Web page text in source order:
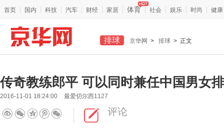
首页 国内 科技 汽车 财经 家居 体育 社会 娱乐 时尚 健康
排球 京华网 > 排球 > 正文
传奇教练郎平 可以同时兼任中国男女
2016-11-01 18:24:00 最爱切尔西1127
评论